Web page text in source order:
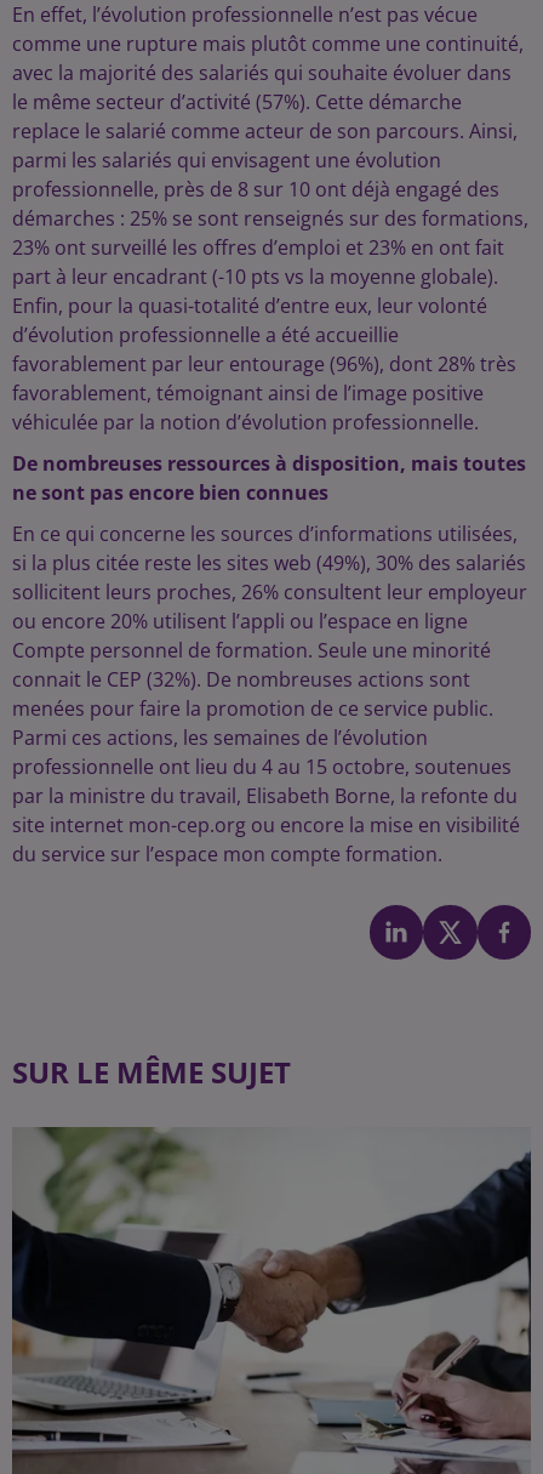
En effet, l’évolution professionnelle n’est pas vécue
comme une rupture mais plutôt comme une continuité,
avec la majorité des salariés qui souhaite évoluer dans
le même secteur d’activité (57%). Cette démarche
replace le salarié comme acteur de son parcours. Ainsi,
parmi les salariés qui envisagent une évolution
professionnelle, près de 8 sur 10 ont déjà engagé des
démarches : 25% se sont renseignés sur des formations,
23% ont surveillé les offres d’emploi et 23% en ont fait
part à leur encadrant (-10 pts vs la moyenne globale).
Enfin, pour la quasi-totalité d’entre eux, leur volonté
d’évolution professionnelle a été accueillie
favorablement par leur entourage (96%), dont 28% très
favorablement, témoignant ainsi de l’image positive
véhiculée par la notion d’évolution professionnelle.
De nombreuses ressources à disposition, mais toutes
ne sont pas encore bien connues
En ce qui concerne les sources d’informations utilisées,
si la plus citée reste les sites web (49%), 30% des salariés
sollicitent leurs proches, 26% consultent leur employeur
ou encore 20% utilisent l’appli ou l’espace en ligne
Compte personnel de formation. Seule une minorité
connait le CEP (32%). De nombreuses actions sont
menées pour faire la promotion de ce service public.
Parmi ces actions, les semaines de l’évolution
professionnelle ont lieu du 4 au 15 octobre, soutenues
par la ministre du travail, Elisabeth Borne, la refonte du
site internet mon-cep.org ou encore la mise en visibilité
du service sur l’espace mon compte formation.
SUR LE MÊME SUJET